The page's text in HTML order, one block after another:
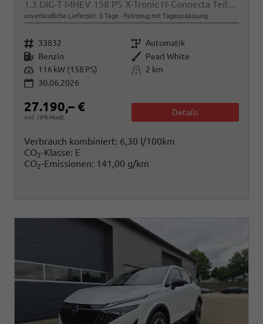
unverbindliche Lieferzeit: 5 Tage Fahrzeug mit Tageszulassung
Fahrzeugnr. 33832 Getriebe Automatik
Kraftstoff Benzin Außenfarbe Pearl White
Leistung 116 kW (158 PS) Kilometerstand
2 km
30.06.2026
27.190,– €
incl. 19% MwSt.
Details
Verbrauch kombiniert: 6,30 l/100km
CO2-Klasse: E
CO2-Emissionen: 141,00 g/km